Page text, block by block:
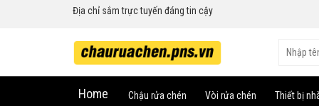
Địa chỉ sắm trực tuyến đáng tin cậy
Home Chậu rửa chén Vòi rửa chén Thiết bị